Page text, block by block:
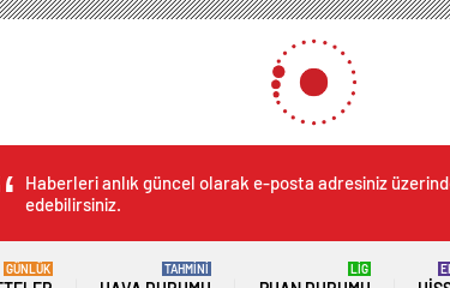
Haberleri anlık güncel olarak e-posta adresiniz
edebilirsiniz.
GÜNLÜK TAHMİNİ LİG